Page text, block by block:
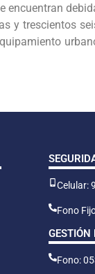
encuentran
y trescientos
Celular:
Fono
GESTIÓN
Fono: